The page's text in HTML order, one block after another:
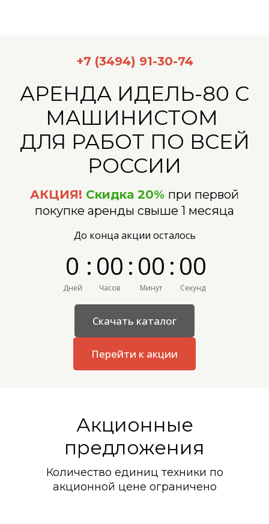
+7 (3494) 91-30-74
АРЕНДА ИДЕЛЬ-80 С
МАШИНИСТОМ
ДЛЯ РАБОТ ПО ВСЕЙ
РОССИИ
АКЦИЯ! Скидка 20% при первой
покупке аренды свыше 1 месяца
До конца акции осталось
0
Дней
: 00
Часов
: 00
Минут
: 00
Секунд
Скачать каталог
Перейти к акции
Акционные
предложения
Количество единиц техники по
акционной цене ограничено